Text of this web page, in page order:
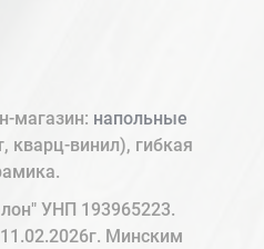
магазин: напольные
кварц-винил), гибкая
УНП 193965223.
Минским